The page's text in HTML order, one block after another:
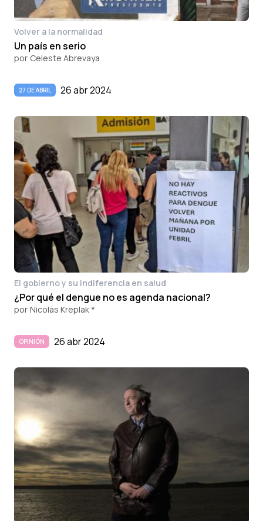
Volver a la normalidad
Un país en serio
por Celeste Abrevaya
27 DE ABRIL 26 abr 2024
El gobierno y su indiferencia en salud
¿Por qué el dengue no es agenda nacional?
por Nicolás Kreplak *
OPINIÓN 26 abr 2024